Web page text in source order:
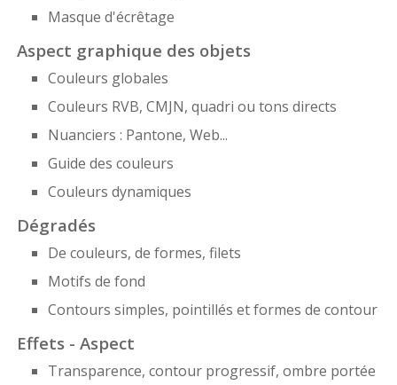
Masque d'écrêtage
Aspect graphique des objets
Couleurs globales
Couleurs RVB, CMJN, quadri ou tons directs
Nuanciers : Pantone, Web...
Guide des couleurs
Couleurs dynamiques
Dégradés
De couleurs, de formes, filets
Motifs de fond
Contours simples, pointillés et formes de contour
Effets - Aspect
Transparence, contour progressif, ombre portée